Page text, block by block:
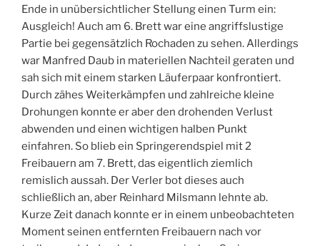
Ende in unübersichtlicher Stellung einen Turm ein:
Ausgleich! Auch am 6. Brett war eine angriffslustige
Partie bei gegensätzlich Rochaden zu sehen. Allerdings
war Manfred Daub in materiellen Nachteil geraten und
sah sich mit einem starken Läuferpaar konfrontiert.
Durch zähes Weiterkämpfen und zahlreiche kleine
Drohungen konnte er aber den drohenden Verlust
abwenden und einen wichtigen halben Punkt
einfahren. So blieb ein Springerendspiel mit 2
Freibauern am 7. Brett, das eigentlich ziemlich
remislich aussah. Der Verler bot dieses auch
schließlich an, aber Reinhard Milsmann lehnte ab.
Kurze Zeit danach konnte er in einem unbeobachteten
Moment seinen entfernten Freibauern nach vor